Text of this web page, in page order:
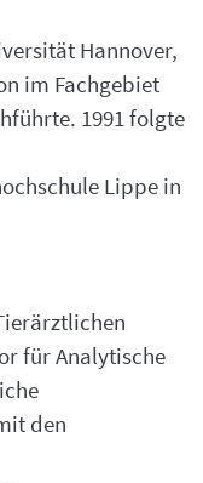
Hannover,
im Fachgebiet
1991 folgte
Lippe in
für Analytische
den